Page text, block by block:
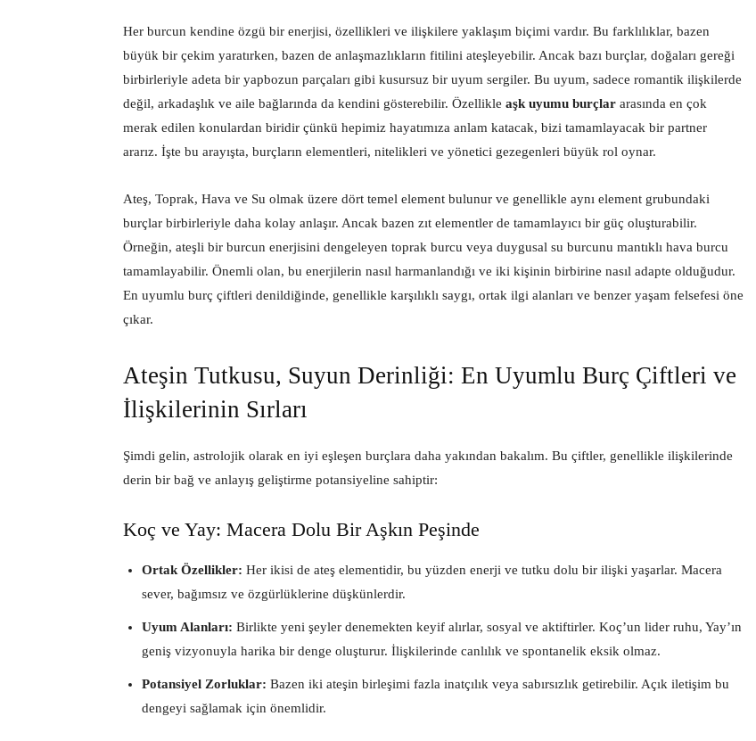
Her burcun kendine özgü bir enerjisi, özellikleri ve ilişkilere yaklaşım biçimi vardır. Bu farklılıklar, bazen
büyük bir çekim yaratırken, bazen de anlaşmazlıkların fitilini ateşleyebilir. Ancak bazı burçlar, doğaları gereği
birbirleriyle adeta bir yapbozun parçaları gibi kusursuz bir uyum sergiler. Bu uyum, sadece romantik ilişkilerde
değil, arkadaşlık ve aile bağlarında da kendini gösterebilir. Özellikle aşk uyumu burçlar arasında en çok
merak edilen konulardan biridir çünkü hepimiz hayatımıza anlam katacak, bizi tamamlayacak bir partner
ararız. İşte bu arayışta, burçların elementleri, nitelikleri ve yönetici gezegenleri büyük rol oynar.
Ateş, Toprak, Hava ve Su olmak üzere dört temel element bulunur ve genellikle aynı element grubundaki
burçlar birbirleriyle daha kolay anlaşır. Ancak bazen zıt elementler de tamamlayıcı bir güç oluşturabilir.
Örneğin, ateşli bir burcun enerjisini dengeleyen toprak burcu veya duygusal su burcunu mantıklı hava burcu
tamamlayabilir. Önemli olan, bu enerjilerin nasıl harmanlandığı ve iki kişinin birbirine nasıl adapte olduğudur.
En uyumlu burç çiftleri denildiğinde, genellikle karşılıklı saygı, ortak ilgi alanları ve benzer yaşam felsefesi öne
çıkar.
Ateşin Tutkusu, Suyun Derinliği: En Uyumlu Burç Çiftleri ve
İlişkilerinin Sırları
Şimdi gelin, astrolojik olarak en iyi eşleşen burçlara daha yakından bakalım. Bu çiftler, genellikle ilişkilerinde
derin bir bağ ve anlayış geliştirme potansiyeline sahiptir:
Koç ve Yay: Macera Dolu Bir Aşkın Peşinde
Ortak Özellikler: Her ikisi de ateş elementidir, bu yüzden enerji ve tutku dolu bir ilişki yaşarlar. Macera
sever, bağımsız ve özgürlüklerine düşkünlerdir.
Uyum Alanları: Birlikte yeni şeyler denemekten keyif alırlar, sosyal ve aktiftirler. Koç’un lider ruhu, Yay’ın
geniş vizyonuyla harika bir denge oluşturur. İlişkilerinde canlılık ve spontanelik eksik olmaz.
Potansiyel Zorluklar: Bazen iki ateşin birleşimi fazla inatçılık veya sabırsızlık getirebilir. Açık iletişim bu
dengeyi sağlamak için önemlidir.